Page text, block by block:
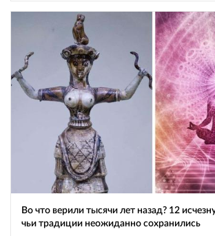
Во что верили тысячи лет назад? 12
чьи традиции неожиданно сохранились